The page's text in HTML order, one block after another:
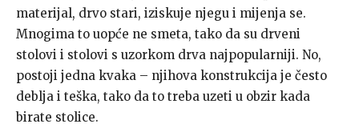
materijal, drvo stari, iziskuje njegu i mijenja se.
Mnogima to uopće ne smeta, tako da su drveni
stolovi i stolovi s uzorkom drva najpopularniji. No,
postoji jedna kvaka – njihova konstrukcija je često
deblja i teška, tako da to treba uzeti u obzir kada
birate stolice.